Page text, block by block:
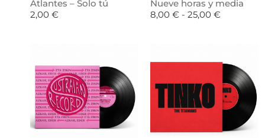
Atlantes – Solo tú
2,00 €
Nueve horas y media
8,00 € - 25,00 €